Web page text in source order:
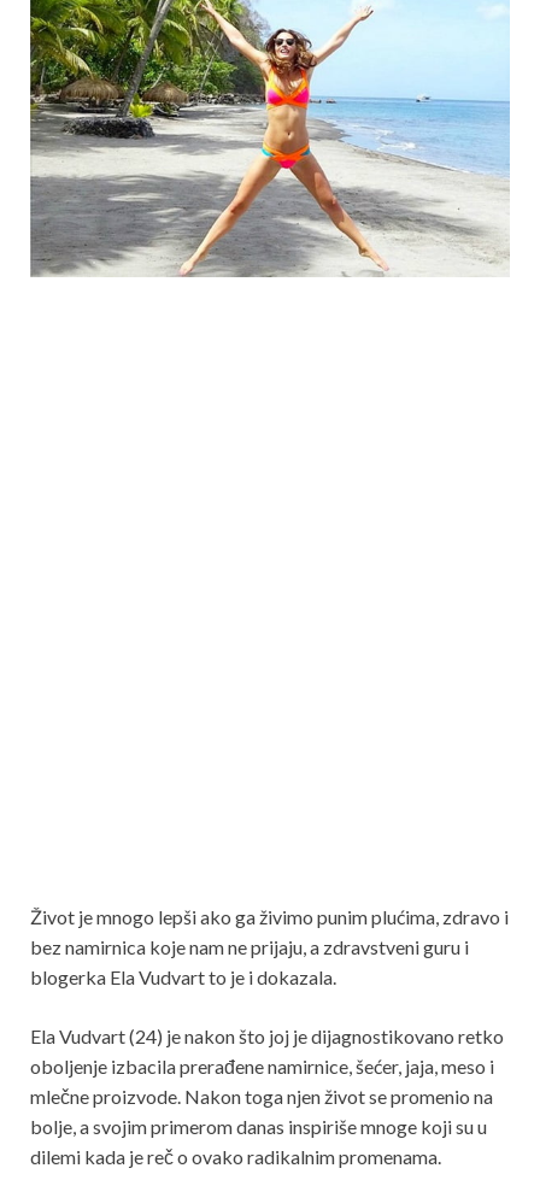
Život je mnogo lepši ako ga živimo punim plućima, zdravo i
bez namirnica koje nam ne prijaju, a zdravstveni guru i
blogerka Ela Vudvart to je i dokazala.
Ela Vudvart (24) je nakon što joj je dijagnostikovano retko
oboljenje izbacila prerađene namirnice, šećer, jaja, meso i
mlečne proizvode. Nakon toga njen život se promenio na
bolje, a svojim primerom danas inspiriše mnoge koji su u
dilemi kada je reč o ovako radikalnim promenama.